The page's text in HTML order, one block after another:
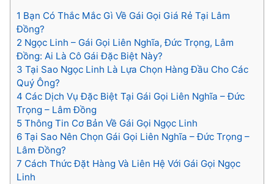
1 Bạn Có Thắc Mắc Gì Về Gái Gọi Giá Rẻ Tại Lâm
Đồng?
2 Ngọc Linh – Gái Gọi Liên Nghĩa, Đức Trọng, Lâm
Đồng: Ai Là Cô Gái Đặc Biệt Này?
3 Tại Sao Ngọc Linh Là Lựa Chọn Hàng Đầu Cho Các
Quý Ông?
4 Các Dịch Vụ Đặc Biệt Tại Gái Gọi Liên Nghĩa – Đức
Trọng – Lâm Đồng
5 Thông Tin Cơ Bản Về Gái Gọi Ngọc Linh
6 Tại Sao Nên Chọn Gái Gọi Liên Nghĩa – Đức Trọng –
Lâm Đồng?
7 Cách Thức Đặt Hàng Và Liên Hệ Với Gái Gọi Ngọc
Linh